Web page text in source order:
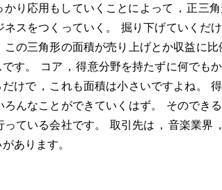
かり応用もしていくことによって ， 正三
ネスをつくっていく 。
掘り下げていくだ
この三角形の面積が売り上げとか収益に
す。 コア ， 得意分野を持たずに何でも
けで ， これも面積は小さいですよね。
ろんなことができていくはず。
そのでき
っている会社です。 取引先は ， 音楽業界
あります。